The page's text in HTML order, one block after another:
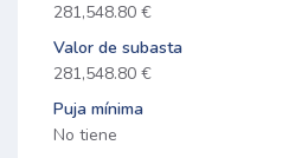
281,548.80 €
Valor de subasta
281,548.80 €
Puja mínima
No tiene